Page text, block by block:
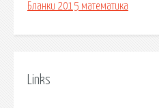
Бланки 2015 математика
Links